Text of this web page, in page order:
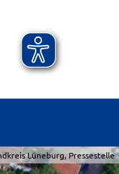
Lüneburg, Pressestelle